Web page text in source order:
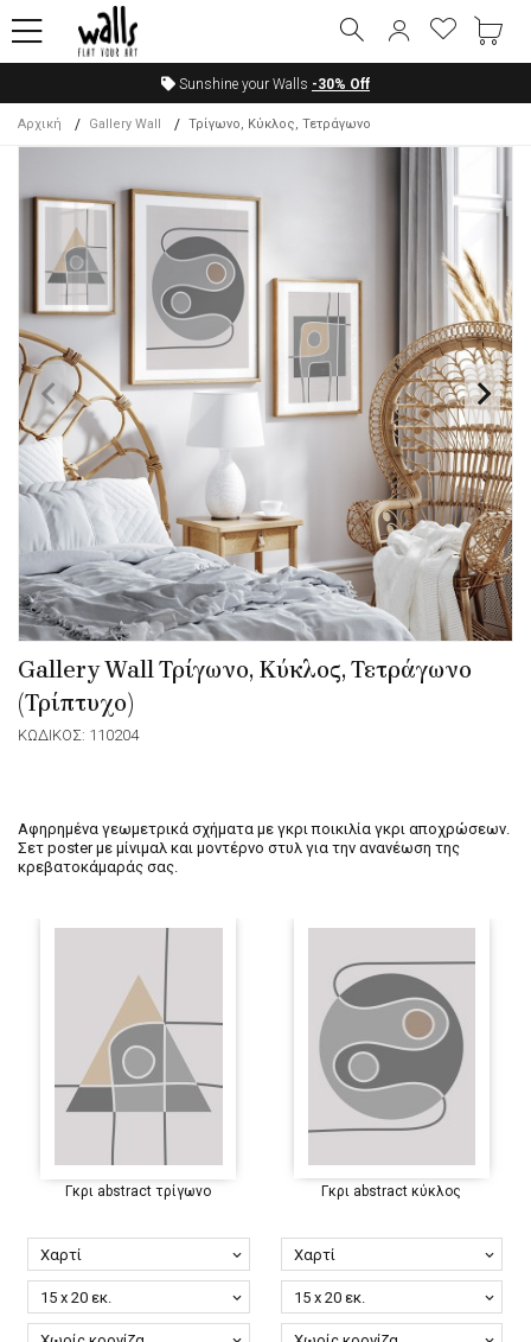
Sunshine your Walls -30% Off
Αρχική Gallery Wall Τρίγωνο, Κύκλος, Τετράγωνο
Gallery Wall Τρίγωνο, Κύκλος, Τετράγωνο
(Τρίπτυχο)
ΚΩΔΙΚΟΣ: 110204
Αφηρημένα γεωμετρικά σχήματα με γκρι ποικιλία γκρι αποχρώσεων.
Σετ poster με μίνιμαλ και μοντέρνο στυλ για την ανανέωση της
κρεβατοκάμαράς σας.
Γκρι abstract τρίγωνο Γκρι abstract κύκλος